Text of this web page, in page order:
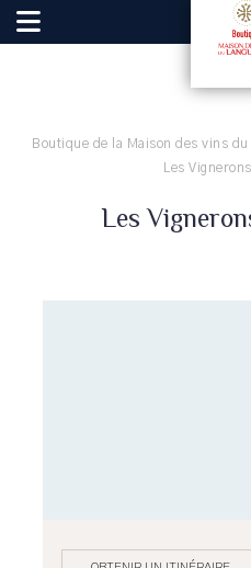
Boutique de la Maison des vins du
Les
Les